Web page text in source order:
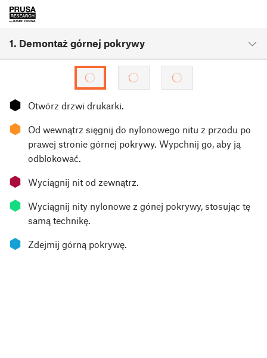
1. Demontaż górnej pokrywy
⬢ Otwórz drzwi drukarki.
⬢
Od wewnątrz sięgnij do nylonowego nitu z przodu po
prawej stronie górnej pokrywy. Wypchnij go, aby ją
odblokować.
⬢ Wyciągnij nit od zewnątrz.
⬢
Wyciągnij nity nylonowe z gónej pokrywy, stosując tę
samą technikę.
⬢ Zdejmij górną pokrywę.